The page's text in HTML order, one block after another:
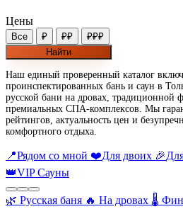
Цены
Все ₽ ₽₽
₽₽₽
Найти
Наш единый проверенный каталог
проинспектированных бань и саун в
русской бани на дровах, традиционной
премиальных СПА-комплексов. Мы
рейтингов, актуальность цен и
комфортного отдыха.
📍Рядом со мной ❤️Для двоих 🎉
👑VIP Сауны
🌿 Русская баня 🔥 На дровах 🌡️